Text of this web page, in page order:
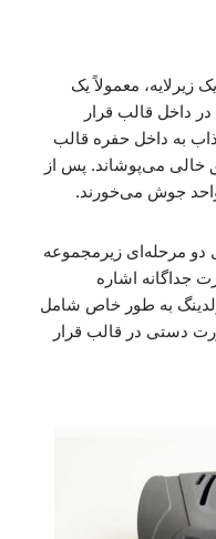
زیرلایه، معمولاً یک
داخل قالب قرار
به داخل حفره قالب
خالی می‌پوشاند. پس از
جوش می‌خورند.
دو مرحله‌ای زیرمجموعه
جداگانه اشاره
به طور خاص شامل
دستی در قالب قرار